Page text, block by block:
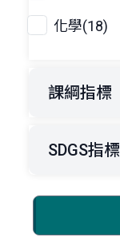
化學(18)
課綱指標
SDGS指標